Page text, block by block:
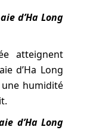
d’Ha Long
atteignent
d’Ha Long
humidité
d’Ha Long